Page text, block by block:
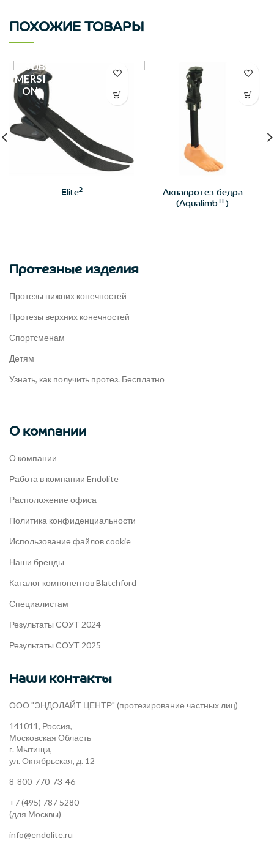
ПОХОЖИЕ ТОВАРЫ
Elite2
Аквапротез бедра
(AqualimbTF)
Протезные изделия
Протезы нижних конечностей
Протезы верхних конечностей
Спортсменам
Детям
Узнать, как получить протез. Бесплатно
О компании
О компании
Работа в компании Endolite
Расположение офиса
Политика конфиденциальности
Использование файлов cookie
Наши бренды
Каталог компонентов Blatchford
Специалистам
Результаты СОУТ 2024
Результаты СОУТ 2025
Наши контакты
ООО "ЭНДОЛАЙТ ЦЕНТР" (протезирование частных лиц)
141011, Россия,
Московская Область
г. Мытищи,
ул. Октябрьская, д. 12
8-800-770-73-46
+7 (495) 787 5280
(для Москвы)
info@endolite.ru